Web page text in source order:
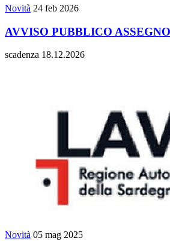
Novità 24 feb 2026
AVVISO PUBBLICO
scadenza 18.12.2026
Novità 05 mag 2025